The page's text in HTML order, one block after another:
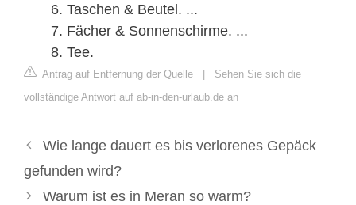
Taschen & Beutel. ...
Fächer & Sonnenschirme. ...
Tee.
Antrag auf Entfernung der Quelle | Sehen Sie sich die
vollständige Antwort auf ab-in-den-urlaub.de an
Wie lange dauert es bis verlorenes Gepäck
gefunden wird?
Warum ist es in Meran so warm?